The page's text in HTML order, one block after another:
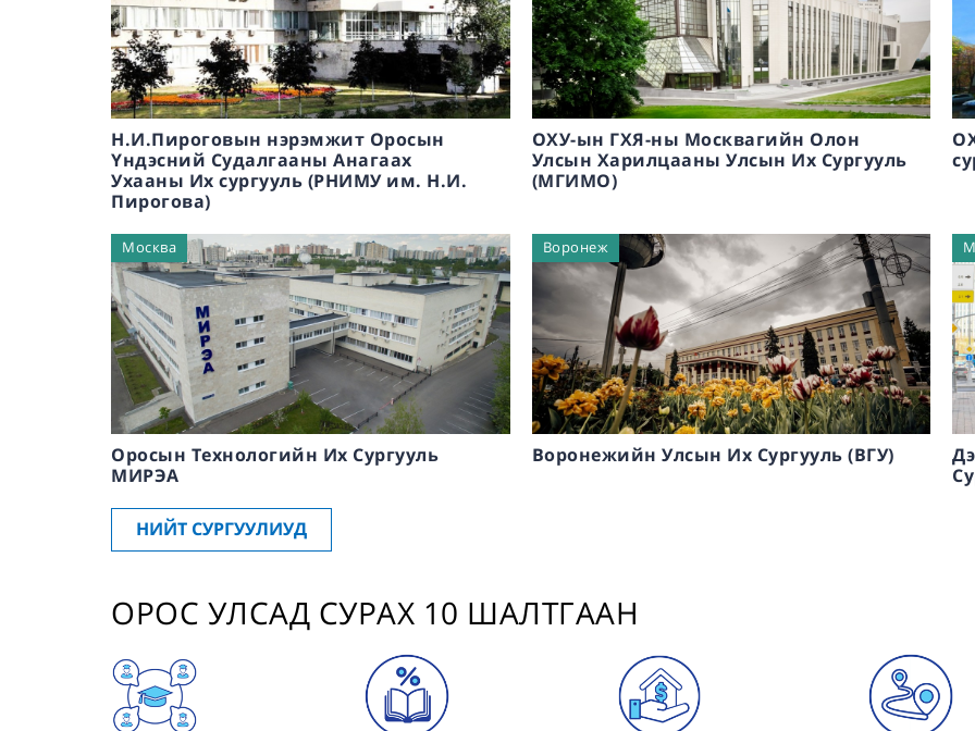
Н.И.Пироговын нэрэмжит Оросын
Үндэсний Судалгааны Анагаах
Ухааны Их сургууль (РНИМУ им. Н.И.
Пирогова)
ОХУ-ын ГХЯ-ны Москвагийн Олон
Улсын Харилцааны Улсын Их Сургууль
(МГИМО)
Оросын Технологийн Их Сургууль
МИРЭА
Москва
Воронежийн Улсын Их Сургууль (ВГУ)
Воронеж
НИЙТ СУРГУУЛИУД
ОРОС УЛСАД СУРАХ 10 ШАЛТГААН